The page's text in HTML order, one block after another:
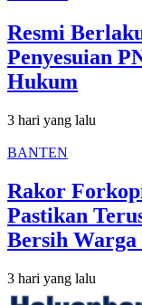
Resmi
Penyesuian
Hukum
3 hari yang lalu
BANTEN
Rakor
Pastikan
Bersih
3 hari yang lalu